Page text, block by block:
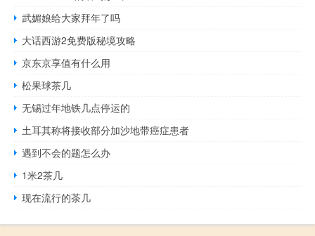
武媚娘给大家拜年了吗
大话西游2免费版秘境攻略
京东京享值有什么用
松果球茶几
无锡过年地铁几点停运的
土耳其称将接收部分加沙地带癌症患者
遇到不会的题怎么办
1米2茶几
现在流行的茶几